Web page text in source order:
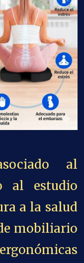
al
al estudio
a la salud
mobiliario